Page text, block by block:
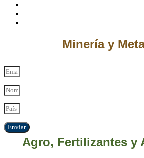
Minería y
Enviar
Agro, Fertilizantes y